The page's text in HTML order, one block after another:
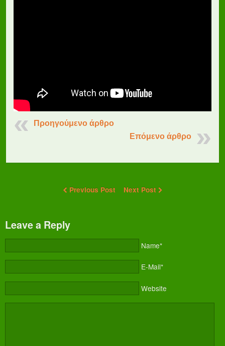
Προηγούμενο άρθρο
Επόμενο άρθρο
Previous Post Next Post
Leave a Reply
Name*
E-Mail*
Website